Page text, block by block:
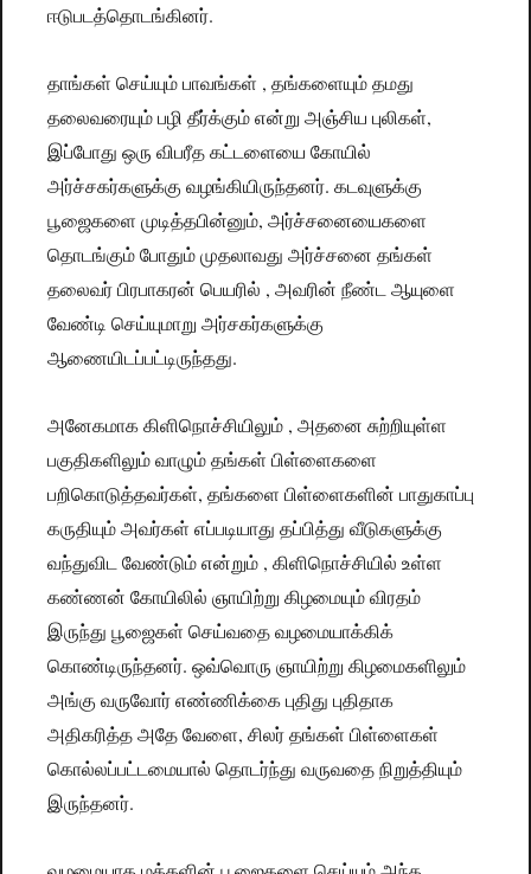
ஈடுபடத்தொடங்கினர்.
தாங்கள் செய்யும் பாவங்கள் ,தங்களையும் தமது
தலைவரையும் பழி தீர்க்கும் என்று அஞ்சிய புலிகள்,
இப்போது ஒரு விபரீத கட்டளையை கோயில்
அர்ச்சகர்களுக்கு வழங்கியிருந்தனர்.கடவுளுக்கு
பூஜைகளை முடித்தபின்னும்,அர்ச்சனையைகளை
தொடங்கும் போதும் முதலாவது அர்ச்சனை தங்கள்
தலைவர் பிரபாகரன் பெயரில் ,அவரின் நீண்ட ஆயுளை
வேண்டி செய்யுமாறு அர்சகர்களுக்கு
ஆணையிடப்பட்டிருந்தது.
அனேகமாக கிளிநொச்சியிலும் ,அதனை சுற்றியுள்ள
பகுதிகளிலும் வாழும் தங்கள் பிள்ளைகளை
பறிகொடுத்தவர்கள்,தங்களை பிள்ளைகளின் பாதுகாப்பு
கருதியும் அவர்கள் எப்படியாது தப்பித்து வீடுகளுக்கு
வந்துவிட வேண்டும் என்றும் ,கிளிநொச்சியில் உள்ள
கண்ணன் கோயிலில் ஞாயிற்று கிழமையும் விரதம்
இருந்து பூஜைகள் செய்வதை வழமையாக்கிக்
கொண்டிருந்தனர்.ஒவ்வொரு ஞாயிற்று கிழமைகளிலும்
அங்கு வருவோர் எண்ணிக்கை புதிது புதிதாக
அதிகரித்த அதே வேளை,சிலர் தங்கள் பிள்ளைகள்
கொல்லப்பட்டமையால் தொடர்ந்து வருவதை நிறுத்தியும்
இருந்தனர்.